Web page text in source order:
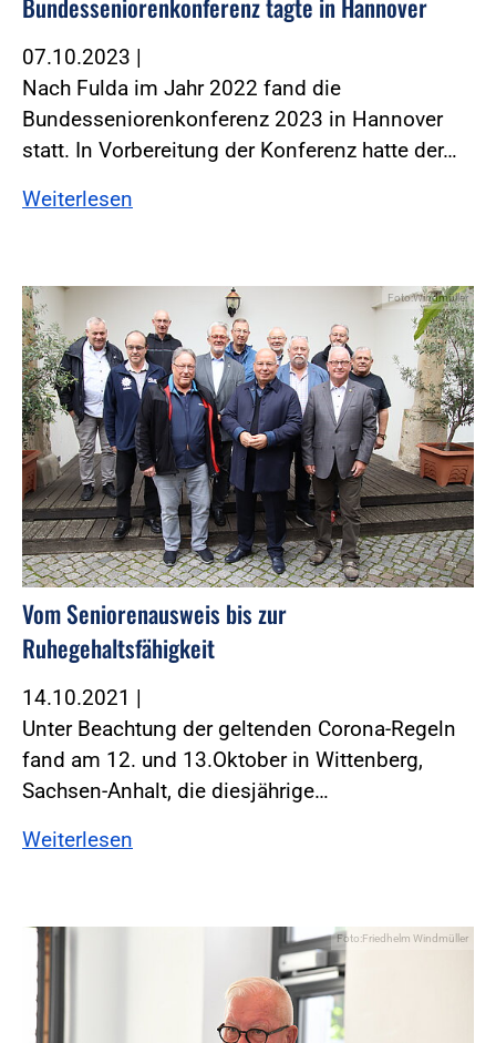
Bundesseniorenkonferenz tagte in Hannover
07.10.2023 |
Nach Fulda im Jahr 2022 fand die
Bundesseniorenkonferenz 2023 in Hannover
statt. In Vorbereitung der Konferenz hatte der…
Weiterlesen
Foto:Windmüller
Vom Seniorenausweis bis zur
Ruhegehaltsfähigkeit
14.10.2021 |
Unter Beachtung der geltenden Corona-Regeln
fand am 12. und 13.Oktober in Wittenberg,
Sachsen-Anhalt, die diesjährige…
Weiterlesen
Foto:Friedhelm Windmüller